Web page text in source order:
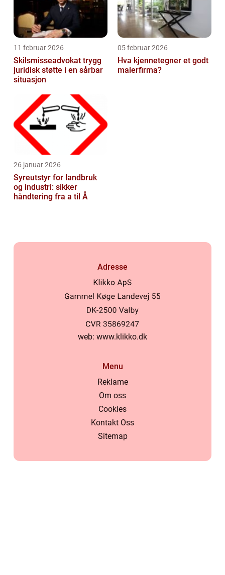
11 februar 2026
Skilsmisseadvokat trygg
juridisk støtte i en sårbar
situasjon
05 februar 2026
Hva kjennetegner et godt
malerfirma?
26 januar 2026
Syreutstyr for landbruk
og industri: sikker
håndtering fra a til Å
Adresse
web: www.klikko.dk
Menu
Reklame
Om oss
Cookies
Kontakt Oss
Sitemap